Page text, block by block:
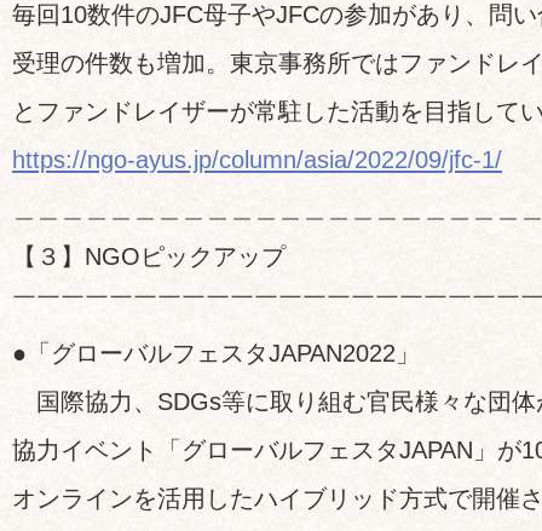
毎回10数件のJFC母子やJFCの参加があり、問
受理の件数も増加。東京事務所ではファンドレ
とファンドレイザーが常駐した活動を目指して
https://ngo-ayus.jp/column/asia/2022/09/jfc-1/
【３】NGOピックアップ
￣￣￣￣￣￣￣￣￣￣￣￣￣￣￣￣￣￣￣￣￣
●「グローバルフェスタJAPAN2022」
国際協力、SDGs等に取り組む官民様々な団体
協力イベント「グローバルフェスタJAPAN」が
オンラインを活用したハイブリッド方式で開催